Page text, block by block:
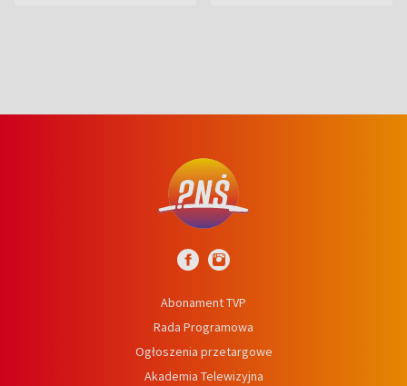
Abonament TVP
Rada Programowa
Ogłoszenia przetargowe
Akademia Telewizyjna